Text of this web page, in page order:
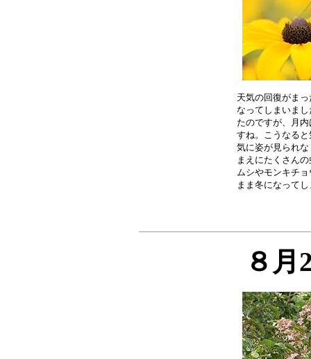
天気の回復がま
なってしまいま
たのですが、月
すね。こうなる
気に姿が見られ
まえにたくさん
ムシやモンキチ
８月